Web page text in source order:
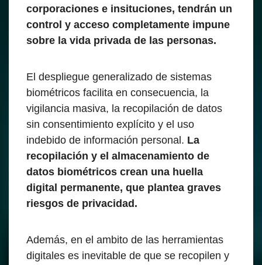
corporaciones e insituciones, tendrán un
control y acceso completamente impune
sobre la vida privada de las personas.
El despliegue generalizado de sistemas
biométricos facilita en consecuencia, la
vigilancia masiva, la recopilación de datos
sin consentimiento explícito y el uso
indebido de información personal. La
recopilación y el almacenamiento de
datos biométricos crean una huella
digital permanente, que plantea graves
riesgos de privacidad.
Además, en el ambito de las herramientas
digitales es inevitable de que se recopilen y